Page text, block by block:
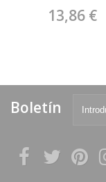
mecánicos
MARCA 688 LDY
13,86 €
Boletín